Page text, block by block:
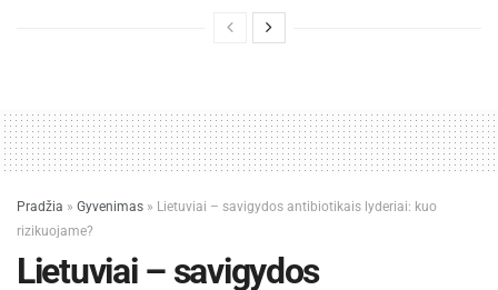
Pradžia » Gyvenimas » Lietuviai – savigydos antibiotikais lyderiai: kuo
rizikuojame?
Lietuviai – savigydos